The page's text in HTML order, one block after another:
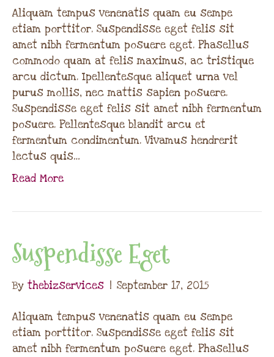
Aliquam tempus venenatis quam eu sempe
etiam porttitor. Suspendisse eget felis sit
amet nibh fermentum posuere eget. Phasellus
commodo quam at felis maximus, ac tristique
arcu dictum. Ipellentesque aliquet urna vel
purus mollis, nec mattis sapien posuere.
Suspendisse eget felis sit amet nibh fermentum
posuere. Pellentesque blandit arcu et
fermentum condimentum. Vivamus hendrerit
lectus quis…
Read More
Suspendisse Eget
By thebizservices | September 17, 2015
Aliquam tempus venenatis quam eu sempe
etiam porttitor. Suspendisse eget felis sit
amet nibh fermentum posuere eget. Phasellus